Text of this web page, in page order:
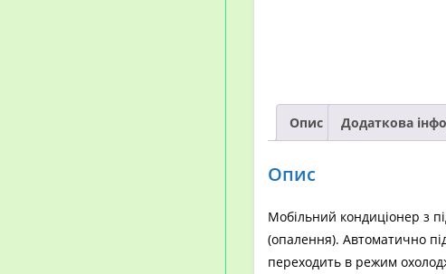
Опис Додаткова
Опис
Мобільний кондиціонер з
(опалення). Автоматично
переходить в режим